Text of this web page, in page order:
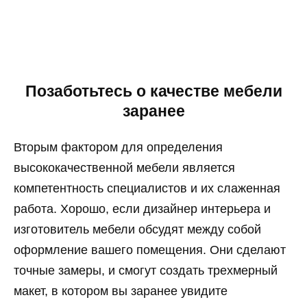
Позаботьтесь о качестве мебели
заранее
Вторым фактором для определения
высококачественной мебели является
компетентность специалистов и их слаженная
работа. Хорошо, если дизайнер интерьера и
изготовитель мебели обсудят между собой
оформление вашего помещения. Они сделают
точные замеры, и смогут создать трехмерный
макет, в котором вы заранее увидите